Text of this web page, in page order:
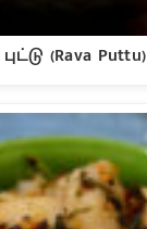
(Rava Puttu)